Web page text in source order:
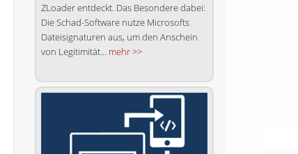
ZLoader entdeckt. Das Besondere dabei:
Die Schad-Software nutze Microsofts
Dateisignaturen aus, um den Anschein
von Legitimität... mehr >>